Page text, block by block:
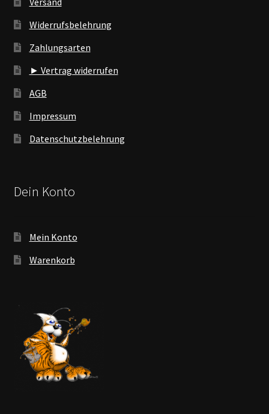
Widerrufsbelehrung
Zahlungsarten
► Vertrag widerrufen
AGB
Impressum
Datenschutzbelehrung
Dein Konto
Mein Konto
Warenkorb